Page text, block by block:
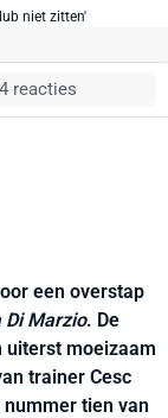
4 reacties
een overstap
Di Marzio. De
uiterst moeizaam
trainer Cesc
tien van